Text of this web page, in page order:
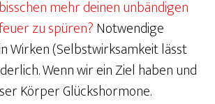
mehr deinen unbändigen
zu spüren?Notwendige
Wirken (Selbstwirksamkeit lässt
Wenn wir ein Ziel haben und
Körper Glückshormone.